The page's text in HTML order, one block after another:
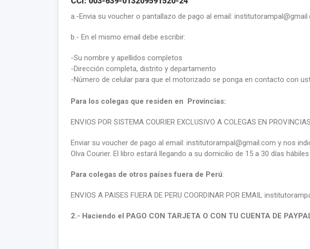
a.-Envia su voucher o pantallazo de pago al email:
b.- En el mismo email debe escribir:
-Su nombre y apellidos completos
-Dirección completa, distrito y departamento
-Número de celular para que el motorizado se ponga en contacto con
Para los colegas que residen en Provincias:
ENVIOS POR SISTEMA COURIER EXCLUSIVO A COLEGAS EN PROVINCIAS
Enviar su voucher de pago al email: institutorampal@gmail.com y nos
Olva Courier. El libro estará llegando a su domicilio de 15 a 30 días
Para colegas de otros países fuera de Perú:
ENVIOS A PAISES FUERA DE PERU COORDINAR POR EMAIL
2.- Haciendo el PAGO CON TARJETA O CON TU CUENTA DE